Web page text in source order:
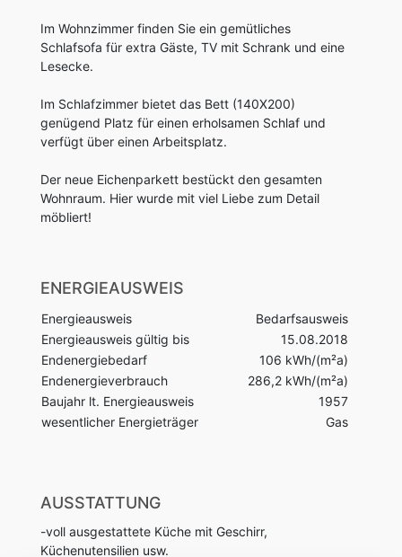
Im Wohnzimmer finden Sie ein gemütliches
Schlafsofa für extra Gäste, TV mit Schrank und eine
Lesecke.
Im Schlafzimmer bietet das Bett (140X200)
genügend Platz für einen erholsamen Schlaf und
verfügt über einen Arbeitsplatz.
Der neue Eichenparkett bestückt den gesamten
Wohnraum. Hier wurde mit viel Liebe zum Detail
möbliert!
ENERGIEAUSWEIS
Energieausweis
Bedarfsausweis
Energieausweis gültig bis
15.08.2018
Endenergiebedarf
106 kWh/(m²a)
Endenergieverbrauch
286,2 kWh/(m²a)
Baujahr lt. Energieausweis
1957
wesentlicher Energieträger
Gas
AUSSTATTUNG
-voll ausgestattete Küche mit Geschirr,
Küchenutensilien usw.